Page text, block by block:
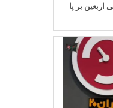
اربعین بر پا